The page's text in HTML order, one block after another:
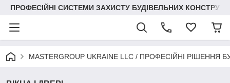
ПРОФЕСІЙНІ СИСТЕМИ ЗАХИСТУ БУДІВЕЛЬНИХ КОНСТРУКЦІЙ
MASTERGROUP UKRAINE LLC / ПРОФЕСІЙНІ РІШЕННЯ